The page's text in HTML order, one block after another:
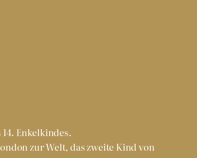
Enkelkindes.
zur Welt, das zweite Kind von